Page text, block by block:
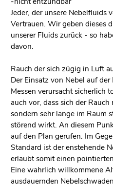
Jeder, der unsere Nebelfluids
Vertrauen. Wir geben dieses
unserer Fluids zurück - so
davon.
Rauch der sich zügig in Luft
Der Einsatz von Nebel auf
Messen verursacht sicherlich
auch vor, dass sich der
sondern sehr lange im Raum
störend wirkt. An diesem
auf den Plan gerufen. Im
Standard ist der enstehende
erlaubt somit einen
Eine wahrlich willkommene
ausdauernden